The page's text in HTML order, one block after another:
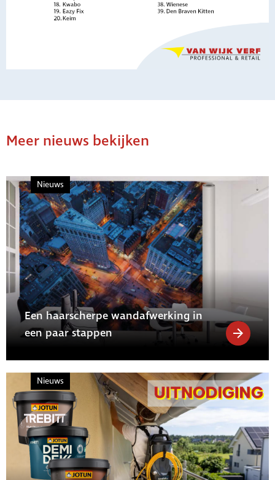
Meer nieuws bekijken
Nieuws
Een haarscherpe wandafwerking in
een paar stappen
Nieuws